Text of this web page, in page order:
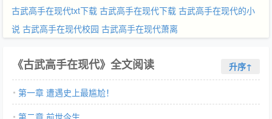
古武高手在现代txt下载 古武高手在现代下载 古武高手在现代的小
说 古武高手在现代校园 古武高手在现代萧离
《古武高手在现代》全文阅读 升序↑
第一章 遭遇史上最尴尬！
第二章 前世今生